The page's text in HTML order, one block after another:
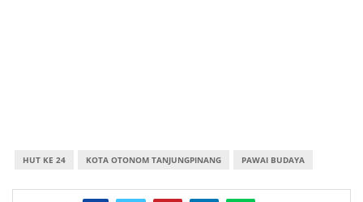
HUT KE 24 KOTA OTONOM TANJUNGPINANG PAWAI BUDAYA